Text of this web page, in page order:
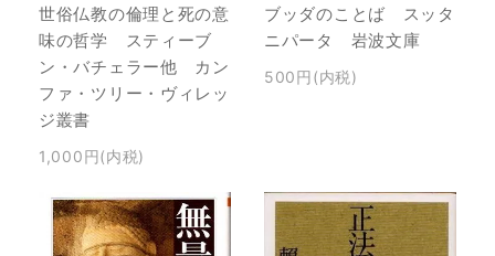
世俗仏教の倫理と死の意
味の哲学 スティーブ
ン・バチェラー他 カン
ファ・ツリー・ヴィレッ
ジ叢書
1,000円(内税)
ブッダのことば スッタ
ニパータ 岩波文庫
500円(内税)